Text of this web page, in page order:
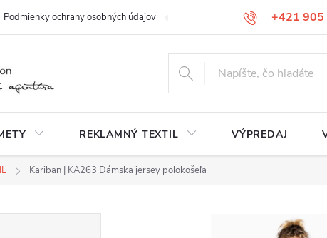
+421
Podmienky ochrany osobných údajov Reklamačný poriadok Služby
REKLAMNÝ TEXTIL VÝPREDAJ
Kariban | KA263 Dámska jersey polokošeľa